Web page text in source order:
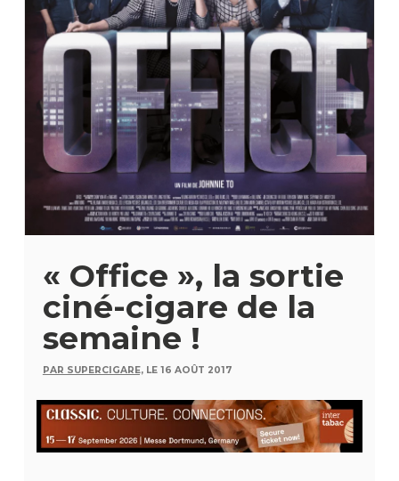
« Office », la sortie
ciné-cigare de la
semaine !
PAR SUPERCIGARE, LE 16 AOÛT 2017